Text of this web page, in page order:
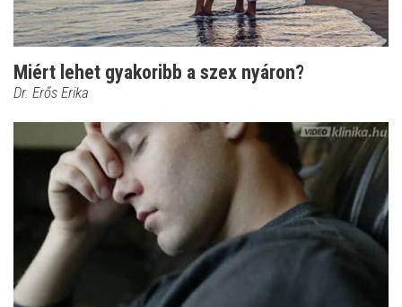
Miért lehet gyakoribb a szex nyáron?
Dr. Erős Erika